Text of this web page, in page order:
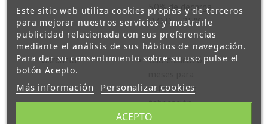
50% de decarga
D.O.D. a 25°C
Garantía
Uso cíclico: 6
defectos de
fabricación
Este sitio web utiliza cookies propias y de terceros
para mejorar nuestros servicios y mostrarle
publicidad relacionada con sus preferencias
mediante el análisis de sus hábitos de navegación.
Para dar su consentimiento sobre su uso pulse el
botón Acepto.
Más información Personalizar cookies
ACEPTO